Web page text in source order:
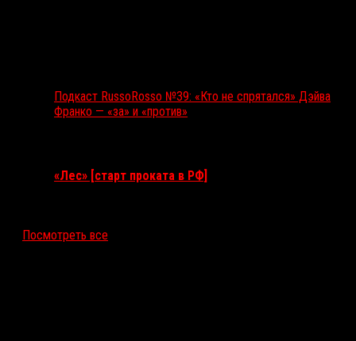
Подкаст RussoRosso №39: «Кто не спрятался» Дэйва
Франко — «за» и «против»
«Лес» [старт проката в РФ]
Посмотреть все